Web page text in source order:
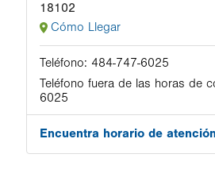
18102
Cómo Llegar
Teléfono: 484-747-6025
Teléfono fuera de las horas de
6025
Encuentra horario de atención